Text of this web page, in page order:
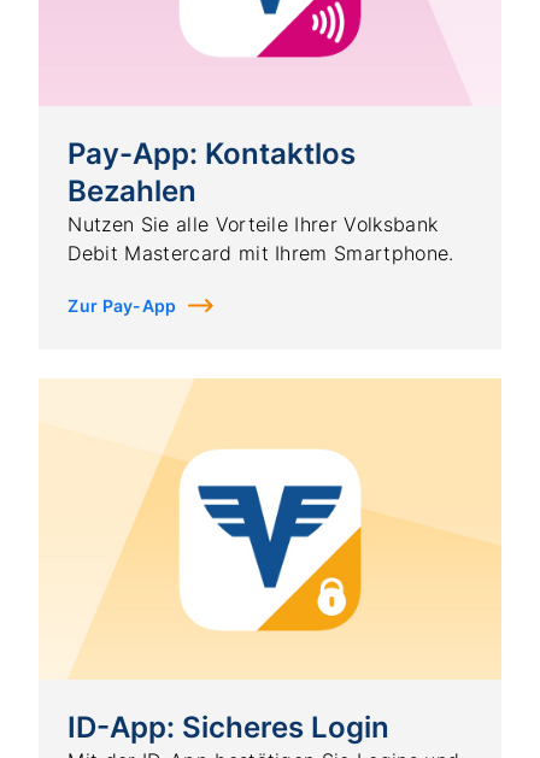
Pay-App: Kontaktlos
Bezahlen
Nutzen Sie alle Vorteile Ihrer Volksbank
Debit Mastercard mit Ihrem Smartphone.
Zur Pay-App
ID-App: Sicheres Login